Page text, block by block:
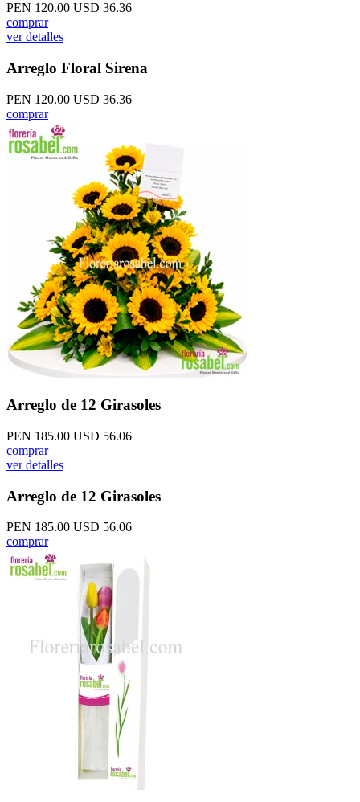
PEN 120.00 USD 36.36
comprar
ver detalles
Arreglo Floral Sirena
PEN 120.00 USD 36.36
comprar
Arreglo de 12 Girasoles
PEN 185.00 USD 56.06
comprar
ver detalles
Arreglo de 12 Girasoles
PEN 185.00 USD 56.06
comprar